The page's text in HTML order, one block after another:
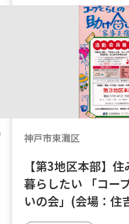
神戸市東灘区
【第3地区本部】
暮らしたい 「コー
いの会」(会場：住